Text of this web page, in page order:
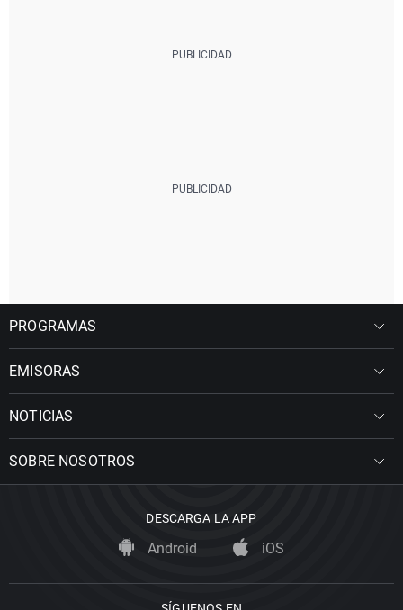
PROGRAMAS
EMISORAS
NOTICIAS
SOBRE NOSOTROS
DESCARGA LA APP
Android iOS